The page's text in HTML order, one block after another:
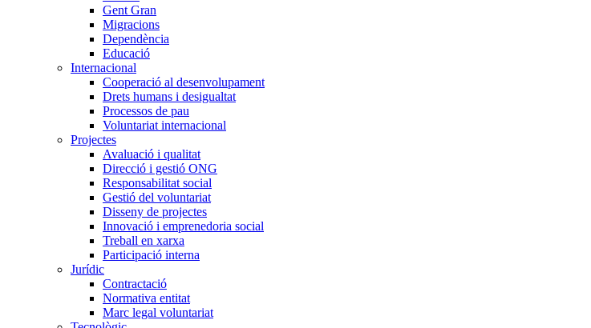
Gent Gran
Migracions
Dependència
Educació
Internacional
Cooperació al desenvolupament
Drets humans i desigualtat
Processos de pau
Voluntariat internacional
Projectes
Avaluació i qualitat
Direcció i gestió ONG
Responsabilitat social
Gestió del voluntariat
Disseny de projectes
Innovació i emprenedoria social
Treball en xarxa
Participació interna
Jurídic
Contractació
Normativa entitat
Marc legal voluntariat